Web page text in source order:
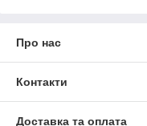
Про нас
Контакти
Доставка та оплата